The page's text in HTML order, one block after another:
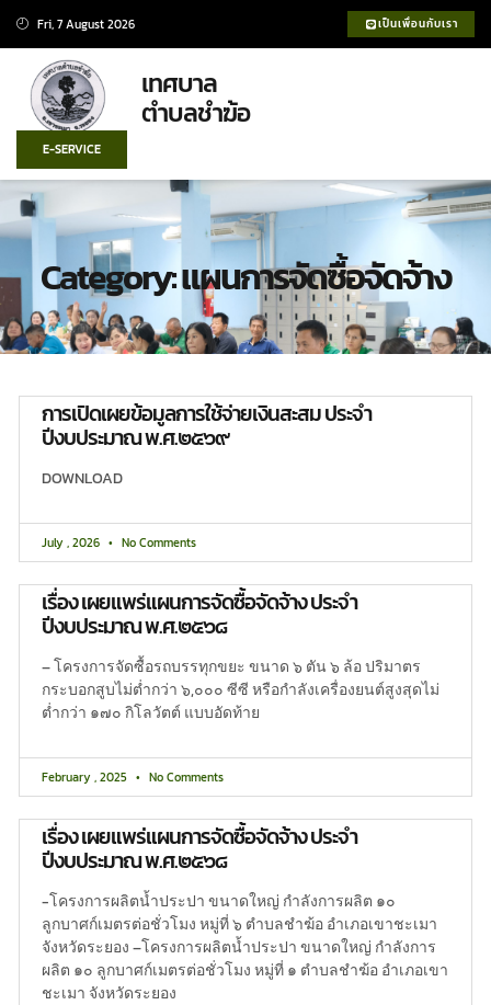
Fri, 7 August 2026 เป็นเพื่อนกับเรา
เทศบาล
ตำบลชำฆ้อ
E-SERVICE
Category: แผนการจัดซื้อจัดจ้าง
การเปิดเผยข้อมูลการใช้จ่ายเงินสะสม ประจำ
ปีงบประมาณ พ.ศ.๒๕๖๙
DOWNLOAD
July , 2026 No Comments
เรื่อง เผยแพร่แผนการจัดซื้อจัดจ้าง ประจำ
ปีงบประมาณ พ.ศ.๒๕๖๘
– โครงการจัดซื้อรถบรรทุกขยะ ขนาด ๖ ตัน ๖ ล้อ ปริมาตร
กระบอกสูบไม่ต่ำกว่า ๖,๐๐๐ ซีซี หรือกำลังเครื่องยนต์สูงสุดไม่
ต่ำกว่า ๑๗๐ กิโลวัตต์ แบบอัดท้าย
February , 2025 No Comments
เรื่อง เผยแพร่แผนการจัดซื้อจัดจ้าง ประจำ
ปีงบประมาณ พ.ศ.๒๕๖๘
-โครงการผลิตน้ำประปา ขนาดใหญ่ กำลังการผลิต ๑๐
ลูกบาศก์เมตรต่อชั่วโมง หมู่ที่ ๖ ตำบลชำฆ้อ อำเภอเขาชะเมา
จังหวัดระยอง –โครงการผลิตน้ำประปา ขนาดใหญ่ กำลังการ
ผลิต ๑๐ ลูกบาศก์เมตรต่อชั่วโมง หมู่ที่ ๑ ตำบลชำฆ้อ อำเภอเขา
ชะเมา จังหวัดระยอง